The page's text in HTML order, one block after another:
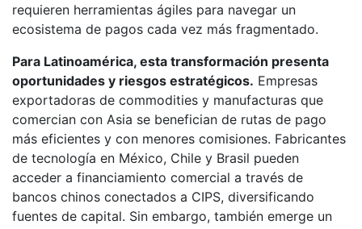
requieren herramientas ágiles para navegar un
ecosistema de pagos cada vez más fragmentado.
Para Latinoamérica, esta transformación presenta
oportunidades y riesgos estratégicos. Empresas
exportadoras de commodities y manufacturas que
comercian con Asia se benefician de rutas de pago
más eficientes y con menores comisiones. Fabricantes
de tecnología en México, Chile y Brasil pueden
acceder a financiamiento comercial a través de
bancos chinos conectados a CIPS, diversificando
fuentes de capital. Sin embargo, también emerge un